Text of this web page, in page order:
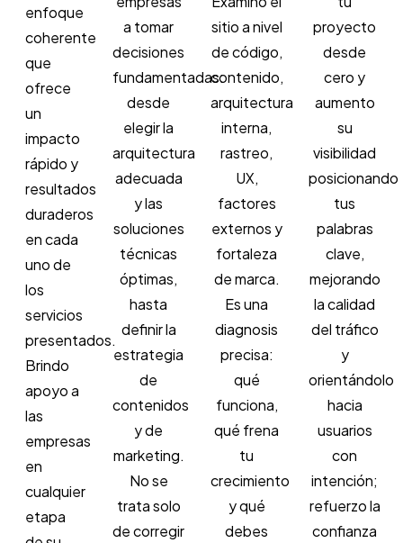
enfoque
coherente
que
ofrece
un
impacto
rápido y
resultados
duraderos
en cada
uno de
los
servicios
presentados.
Brindo
apoyo a
las
empresas
en
cualquier
etapa
a tomar
decisiones
fundamentadas:
desde
elegir la
arquitectura
adecuada
y las
soluciones
técnicas
óptimas,
hasta
definir la
estrategia
de
contenidos
y de
marketing.
No se
trata solo
de corregir
sitio a nivel
de código,
contenido,
arquitectura
interna,
rastreo,
UX,
factores
externos y
fortaleza
de marca.
Es una
diagnosis
precisa:
qué
funciona,
qué frena
tu
crecimiento
y qué
debes
proyecto
desde
cero y
aumento
su
visibilidad
posicionando
tus
palabras
clave,
mejorando
la calidad
del tráfico
y
orientándolo
hacia
usuarios
con
intención;
refuerzo la
confianza